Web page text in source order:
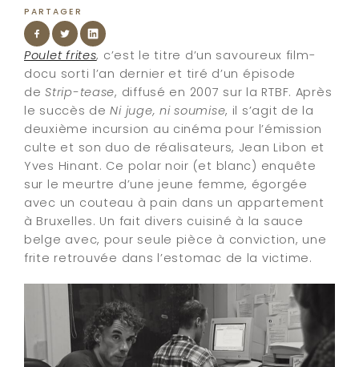
PARTAGER
Poulet frites, c’est le titre d’un savoureux film-
docu sorti l’an dernier et tiré d’un épisode
deStrip-tease, diffusé en 2007 sur la RTBF. Après
le succès deNi juge, ni soumise, il s’agit de la
deuxième incursion au cinéma pour l’émission
culte et son duo de réalisateurs, Jean Libon et
Yves Hinant. Ce polar noir (et blanc) enquête
sur le meurtre d’une jeune femme, égorgée
avec un couteau à pain dans un appartement
à Bruxelles. Un fait divers cuisiné à la sauce
belge avec, pour seule pièce à conviction, une
frite retrouvée dans l’estomac de la victime.